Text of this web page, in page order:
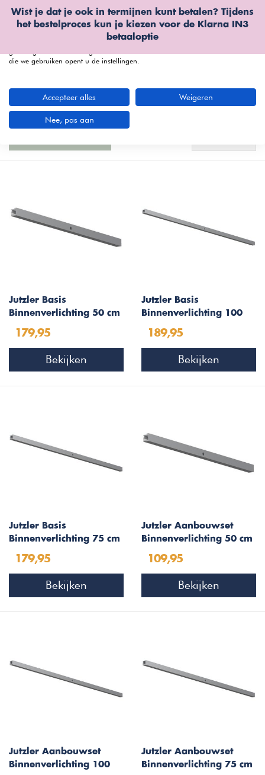
Wist je dat je ook in termijnen kunt betalen? Tijdens
het bestelproces kun je kiezen voor de Klarna IN3
betaaloptie
LED verlichting voor je Jutzler kledingkast
bestel je bij Furnea
(10 artikelen)
Jutzler Basis
Binnenverlichting 50 cm
179,95
Bekijken
Jutzler Basis
Binnenverlichting 100
189,95
Bekijken
Jutzler Basis
Binnenverlichting 75 cm
179,95
Bekijken
Jutzler Aanbouwset
Binnenverlichting 50 cm
109,95
Bekijken
Jutzler Aanbouwset
Binnenverlichting 100
Jutzler Aanbouwset
Binnenverlichting 75 cm
Wij gebruiken cookies
We kunnen deze plaatsen voor analyse van onze bezoekersgegevens, om
onze website te verbeteren, gepersonaliseerde inhoud te tonen en om u een
die we gebruiken opent u de instellingen.
Accepteer alles Weigeren
Nee, pas aan